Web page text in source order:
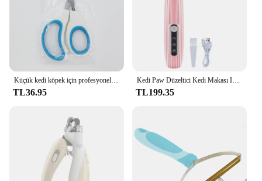
Küçük kedi köpek için profesyonel kedi tırnak makası paslanmaz çelik yavru pençeleri kesici evcil hayvan tırnak bakım makası giyotin
TL36.95
Kedi Paw Düzeltici Kedi Makası Işıklı Evcil Hayvan Bakım Tıraş Makinesi LED Ekran Saç Düzeltici Pet's Saç Etrafında Paws için Düşük Gürültü
TL199.35